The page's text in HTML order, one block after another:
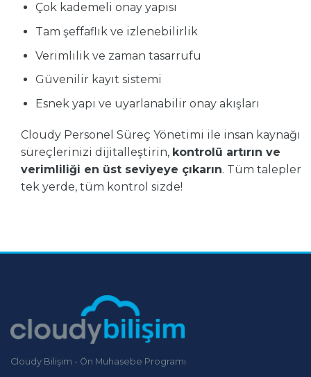
Çok kademeli onay yapısı
Tam şeffaflık ve izlenebilirlik
Verimlilik ve zaman tasarrufu
Güvenilir kayıt sistemi
Esnek yapı ve uyarlanabilir onay akışları
Cloudy Personel Süreç Yönetimi ile insan kaynağı
süreçlerinizi dijitalleştirin, kontrolü artırın ve
verimliliği en üst seviyeye çıkarın. Tüm talepler
tek yerde, tüm kontrol sizde!
Cloudy Bilişim - Ön Muhasebe Programı